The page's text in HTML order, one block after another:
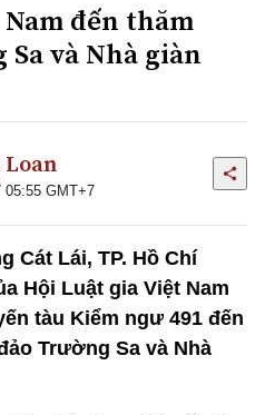
đến thăm
và Nhà giàn
05:55 GMT+7
Cát Lái, TP. Hồ Chí
Hội Luật gia Việt Nam
tàu Kiểm ngư 491 đến
Trường Sa và Nhà